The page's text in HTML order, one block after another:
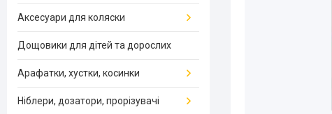
Аксесуари для коляски
Дощовики для дітей та дорослих
Арафатки, хустки, косинки
Ніблери, дозатори, прорізувачі